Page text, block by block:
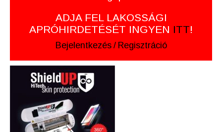
ADJA FEL LAKOSSÁGI
APRÓHIRDETÉSÉT INGYEN ITT!
Bejelentkezés / Regisztráció